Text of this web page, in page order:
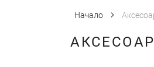
Начало